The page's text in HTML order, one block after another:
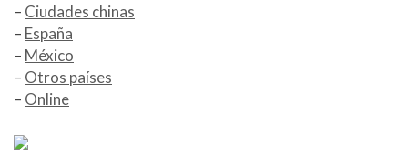
– Ciudades chinas
– España
– México
– Otros países
– Online